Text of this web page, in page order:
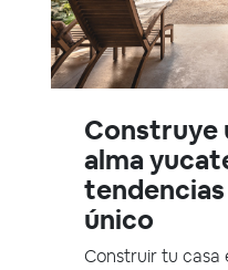
Construye
alma
único
Construir tu casa